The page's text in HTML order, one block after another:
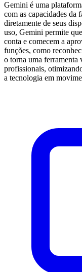
Gemini é uma
com as capacidades
diretamente de seus
uso, Gemini permite
conta e comecem a
funções, como
o torna uma ferramenta
profissionais,
a tecnologia em